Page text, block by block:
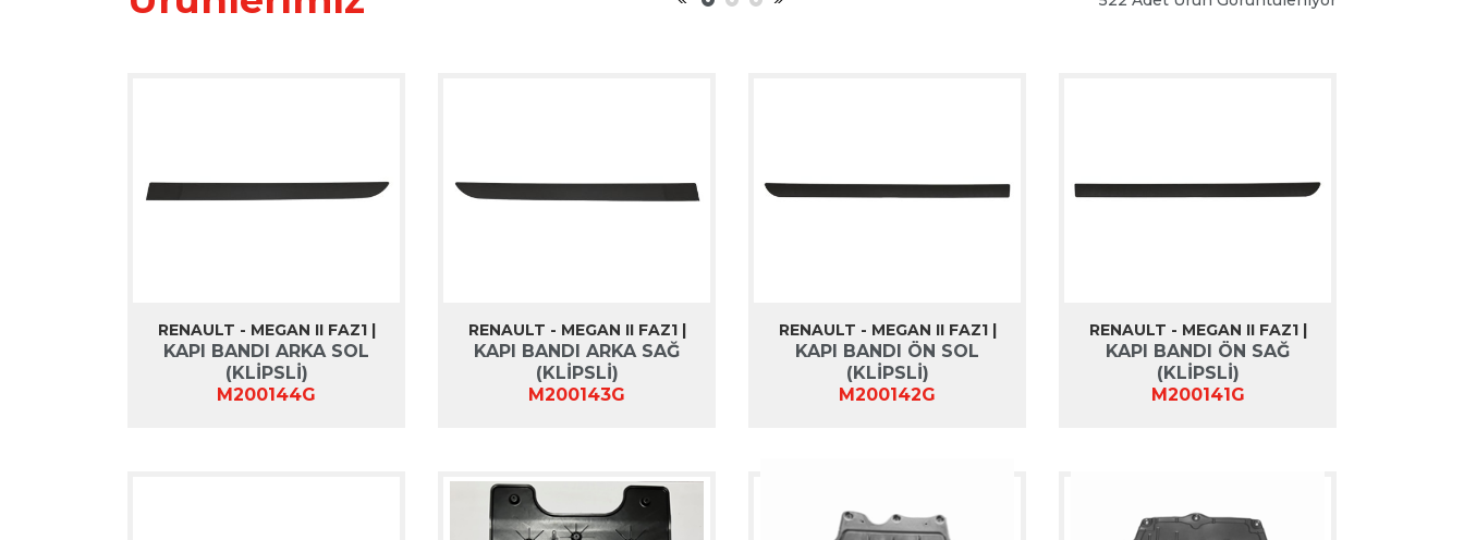
RENAULT - MEGAN II FAZ1 |
KAPI BANDI ARKA SOL
(KLİPSLİ)
M200144G
RENAULT - MEGAN II FAZ1 |
KAPI BANDI ARKA SAĞ
(KLİPSLİ)
M200143G
RENAULT - MEGAN II FAZ1 |
KAPI BANDI ÖN SOL
(KLİPSLİ)
M200142G
RENAULT - MEGAN II FAZ1 |
KAPI BANDI ÖN SAĞ
(KLİPSLİ)
M200141G